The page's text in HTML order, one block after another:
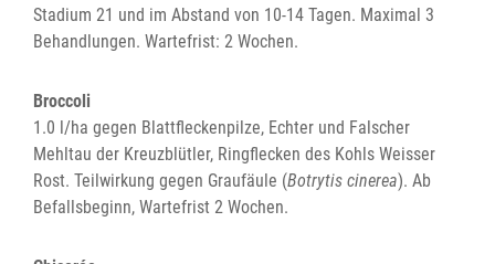
Stadium 21 und im Abstand von 10-14 Tagen. Maximal 3
Behandlungen. Wartefrist: 2 Wochen.
Broccoli
1.0 l/ha gegen Blattfleckenpilze, Echter und Falscher
Mehltau der Kreuzblütler, Ringflecken des Kohls Weisser
Rost. Teilwirkung gegen Graufäule (Botrytis cinerea). Ab
Befallsbeginn, Wartefrist 2 Wochen.